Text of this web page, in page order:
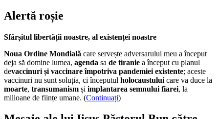
Alertă roșie
Sfârșitul libertății noastre, al existenței noastre
Noua Ordine Mondială care servește adversarului meu a început
deja să domine lumea, agenda sa de tiranie a început cu planul
devaccinuri și vaccinare împotriva pandemiei existente; aceste
vaccinuri nu sunt soluția, ci începutul holocaustului care va duce la
moarte, transumanism și implantarea semnului fiarei, la
milioane de ființe umane. (Continuați)